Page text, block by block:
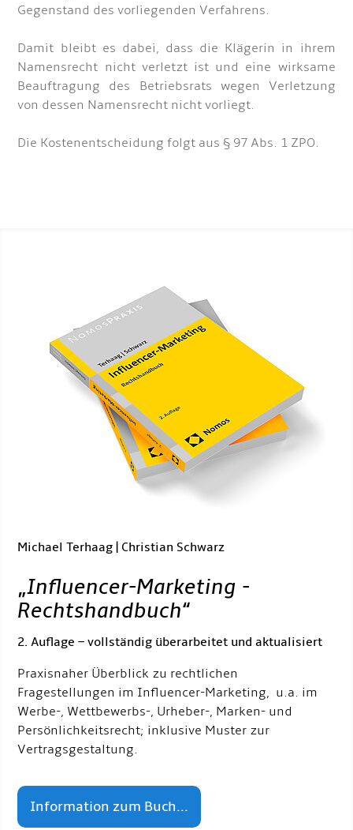
Gegenstand des vorliegenden Verfahrens.
Damit bleibt es dabei, dass die Klägerin in ihrem
Namensrecht nicht verletzt ist und eine wirksame
Beauftragung des Betriebsrats wegen Verletzung
von dessen Namensrecht nicht vorliegt.
Die Kostenentscheidung folgt aus § 97 Abs. 1 ZPO.
Michael Terhaag | Christian Schwarz
„Influencer-Marketing -
Rechtshandbuch“
2. Auflage – vollständig überarbeitet und aktualisiert
Praxisnaher Überblick zu rechtlichen
Fragestellungen im Influencer-Marketing, u.a. im
Werbe-, Wettbewerbs-, Urheber-, Marken- und
Persönlichkeitsrecht; inklusive Muster zur
Vertragsgestaltung.
Information zum Buch...